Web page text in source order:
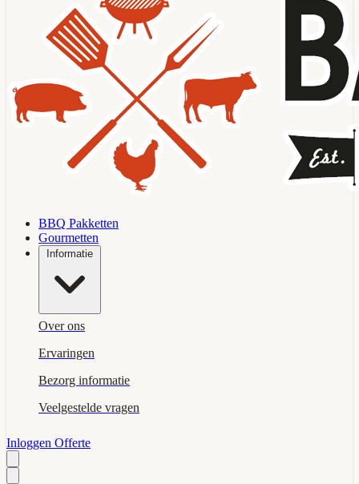
BBQ Pakketten
Gourmetten
Informatie
Over ons
Ervaringen
Bezorg informatie
Veelgestelde vragen
Inloggen Offerte